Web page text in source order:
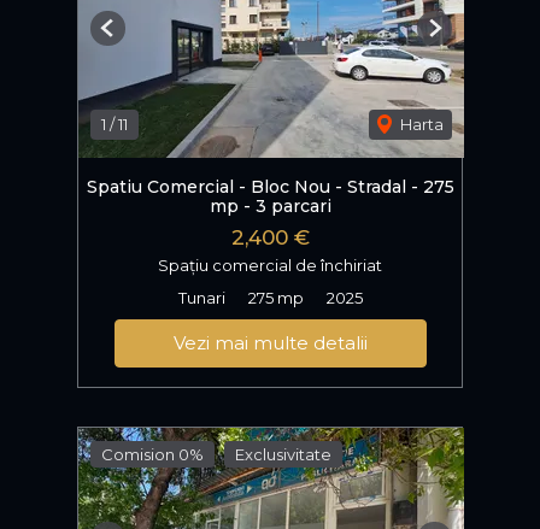
1 /11 Harta
Previous Next
Spatiu Comercial - Bloc Nou - Stradal - 275
mp - 3 parcari
2,400 €
Spațiu comercial de închiriat
Tunari
275 mp 2025
Vezi mai multe detalii
Comision 0% Exclusivitate